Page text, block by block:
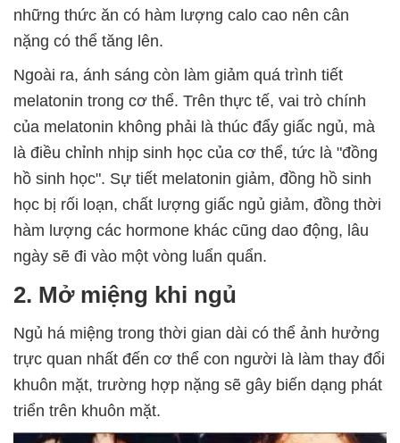
những thức ăn có hàm lượng calo cao nên cân
nặng có thể tăng lên.
Ngoài ra, ánh sáng còn làm giảm quá trình tiết
melatonin trong cơ thể. Trên thực tế, vai trò chính
của melatonin không phải là thúc đẩy giấc ngủ, mà
là điều chỉnh nhịp sinh học của cơ thể, tức là "đồng
hồ sinh học". Sự tiết melatonin giảm, đồng hồ sinh
học bị rối loạn, chất lượng giấc ngủ giảm, đồng thời
hàm lượng các hormone khác cũng dao động, lâu
ngày sẽ đi vào một vòng luẩn quẩn.
2. Mở miệng khi ngủ
Ngủ há miệng trong thời gian dài có thể ảnh hưởng
trực quan nhất đến cơ thể con người là làm thay đổi
khuôn mặt, trường hợp nặng sẽ gây biến dạng phát
triển trên khuôn mặt.